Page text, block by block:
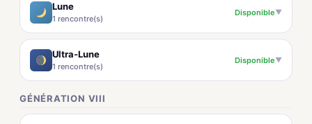
Lune
1 rencontre(s)
Disponible▼
Ultra-Lune
1 rencontre(s)
Disponible▼
GÉNÉRATION VIII